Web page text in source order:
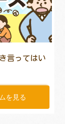
言ってはい
を見る